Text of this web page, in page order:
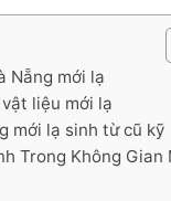
Nẵng mới lạ
liệu mới lạ
mới lạ sinh từ cũ kỹ
Trong Không Gian